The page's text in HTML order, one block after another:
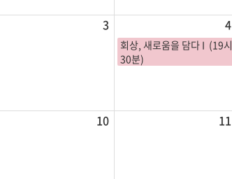
3 4
회상, 새로움을 담다 I (19시
30분)
10 11